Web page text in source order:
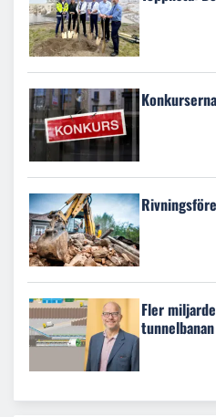
Fler
tunnelbanan